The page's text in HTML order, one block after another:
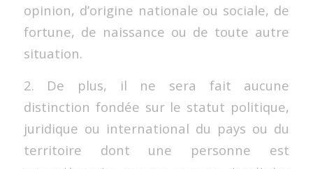
opinion, d’origine nationale ou sociale, de
fortune, de naissance ou de toute autre
situation.
2. De plus, il ne sera fait aucune
distinction fondée sur le statut politique,
juridique ou international du pays ou du
territoire dont une personne est